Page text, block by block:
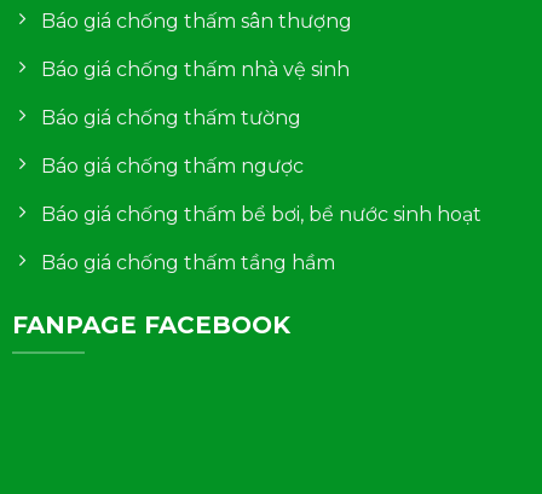
Báo giá chống thấm sân thượng
Báo giá chống thấm nhà vệ sinh
Báo giá chống thấm tường
Báo giá chống thấm ngược
Báo giá chống thấm bể bơi, bể nước sinh hoạt
Báo giá chống thấm tầng hầm
FANPAGE FACEBOOK